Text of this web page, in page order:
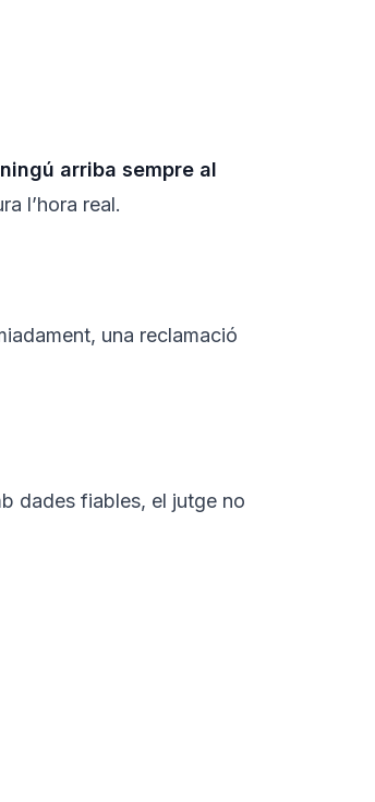
ningú arriba sempre al
l’hora real.
una reclamació
dades fiables, el jutge no